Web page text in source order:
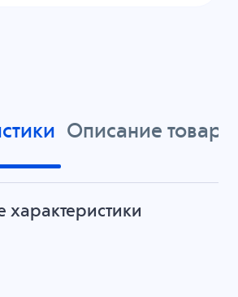
Описание товара
характеристики